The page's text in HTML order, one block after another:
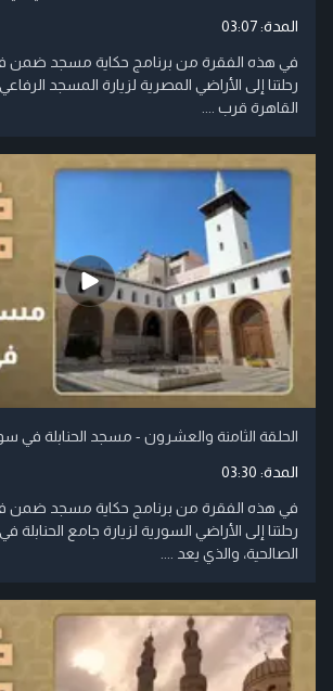
المدة:03:07
في هذه الفقرة من برنامج حكاية مسجد ضمن
رحلتنا إلى الأراضي المصرية لزيارة المسجد
القاهرة قرب ....
الحلقة الثامنة والعشرون - مسجد الحنابلة في
المدة: 03:30
في هذه الفقرة من برنامج حكاية مسجد ضمن
رحلتنا إلى الأراضي السورية لزيارة جامع
الصالحية، والذي يعد ....